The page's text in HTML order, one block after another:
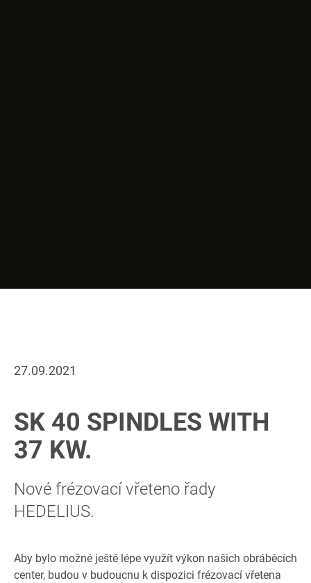
27.09.2021
SK 40 SPINDLES WITH
37 KW.
Nové frézovací vřeteno řady
HEDELIUS.
Aby bylo možné ještě lépe využít výkon našich obráběcích
center, budou v budoucnu k dispozici frézovací vřetena